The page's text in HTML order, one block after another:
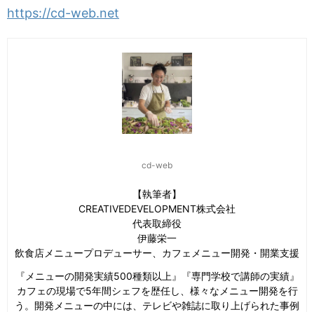
https://cd-web.net
cd-web
【執筆者】
CREATIVEDEVELOPMENT株式会社
代表取締役
伊藤栄一
飲食店メニュープロデューサー、カフェメニュー開発・開業支援
『メニューの開発実績500種類以上』『専門学校で講師の実績』
カフェの現場で5年間シェフを歴任し、様々なメニュー開発を行
う。開発メニューの中には、テレビや雑誌に取り上げられた事例